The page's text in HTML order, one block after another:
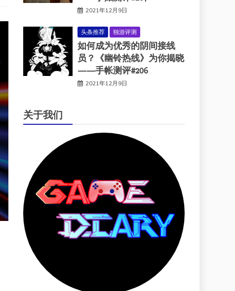
2021年12月9日
头条推荐 独游评测
如何成为优秀的阴间接线
员？《幽铃热线》为你揭晓
——手帐测评#206
2021年12月9日
关于我们